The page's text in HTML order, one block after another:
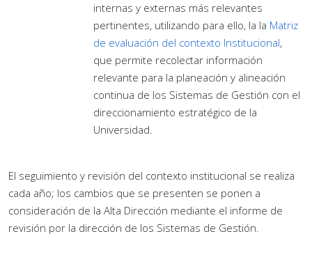
internas y externas más relevantes
pertinentes, utilizando para ello, la la Matriz
de evaluación del contexto Institucional,
que permite recolectar información
relevante para la planeación y alineación
continua de los Sistemas de Gestión con el
direccionamiento estratégico de la
Universidad.
El seguimiento y revisión del contexto institucional se realiza
cada año; los cambios que se presenten se ponen a
consideración de la Alta Dirección mediante el informe de
revisión por la dirección de los Sistemas de Gestión.